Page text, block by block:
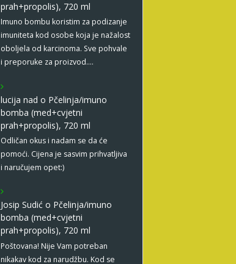
prah+propolis), 720 ml
Imuno bombu koristim za podizanje
imuniteta kod osobe koja je nažalost
oboljela od karcinoma. Sve pohvale
i preporuke za proizvod.…
lucija nad o Pčelinja/imuno
bomba (med+cvjetni
prah+propolis), 720 ml
Odličan okus i nadam se da će
pomoći. Cijena je sasvim prihvatljiva
i naručujem opet:)
Josip Sudić o Pčelinja/imuno
bomba (med+cvjetni
prah+propolis), 720 ml
Poštovana! Nije Vam potreban
nikakav kod za narudžbu. Kod se